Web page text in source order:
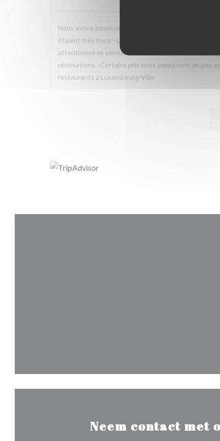
Nous avons passé une excellent moment dans ce
étaient très bons - L'ambiance en terrasse était
attentionné et serviable -Merci!) Les petits moins : -
rénovations. -Certains prix nous paraissent un peu
restaurants à Luxembourg-Ville
Neem contact met